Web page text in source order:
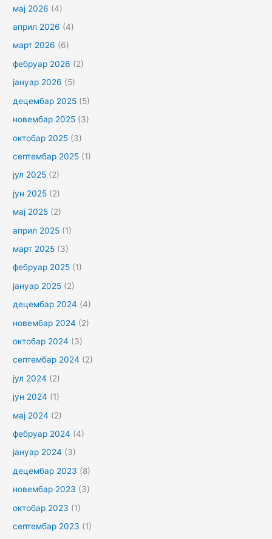
мај 2026 (4)
април 2026 (4)
март 2026 (6)
фебруар 2026 (2)
јануар 2026 (5)
децембар 2025 (5)
новембар 2025 (3)
октобар 2025 (3)
септембар 2025 (1)
јул 2025 (2)
јун 2025 (2)
мај 2025 (2)
април 2025 (1)
март 2025 (3)
фебруар 2025 (1)
јануар 2025 (2)
децембар 2024 (4)
новембар 2024 (2)
октобар 2024 (3)
септембар 2024 (2)
јул 2024 (2)
јун 2024 (1)
мај 2024 (2)
фебруар 2024 (4)
јануар 2024 (3)
децембар 2023 (8)
новембар 2023 (3)
октобар 2023 (1)
септембар 2023 (1)